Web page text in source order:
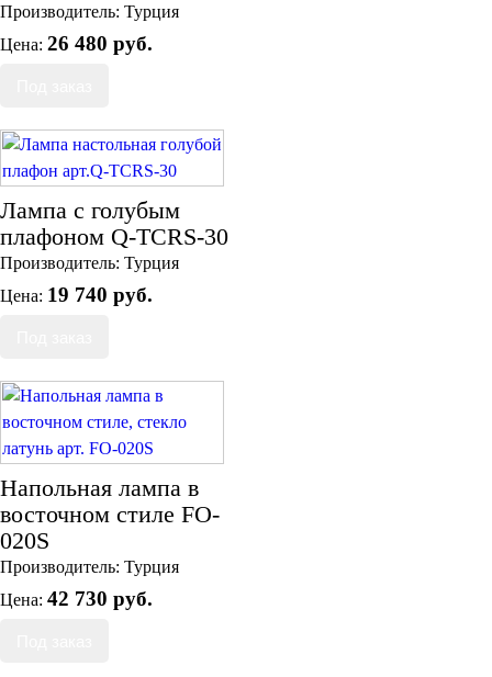
Производитель: Турция
Цена: 26 480 руб.
Лампа с голубым
плафоном Q-TCRS-30
Производитель: Турция
Цена: 19 740 руб.
Напольная лампа в
восточном стиле FO-
020S
Производитель: Турция
Цена: 42 730 руб.